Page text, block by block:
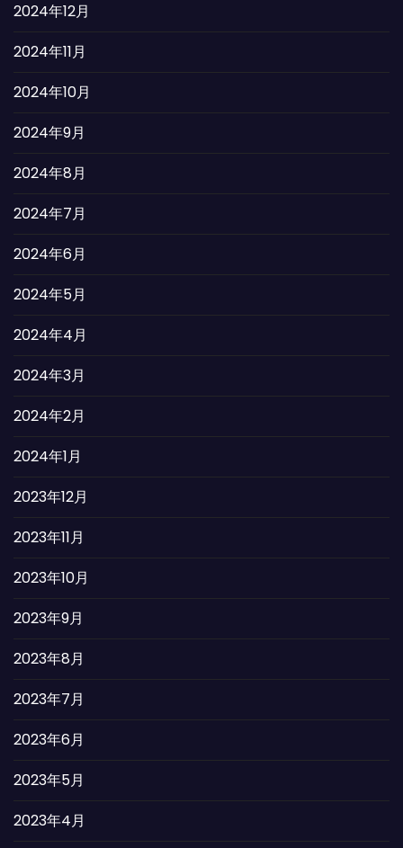
2024年12月
2024年11月
2024年10月
2024年9月
2024年8月
2024年7月
2024年6月
2024年5月
2024年4月
2024年3月
2024年2月
2024年1月
2023年12月
2023年11月
2023年10月
2023年9月
2023年8月
2023年7月
2023年6月
2023年5月
2023年4月